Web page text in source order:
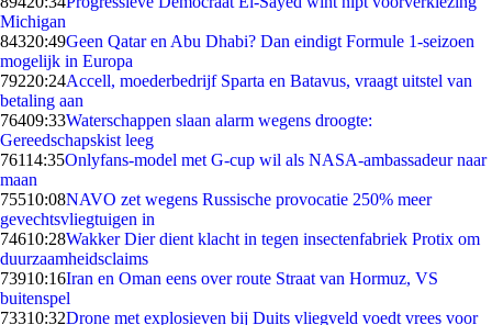
Michigan
84320:49Geen Qatar en Abu Dhabi? Dan eindigt Formule 1-seizoen
mogelijk in Europa
79220:24Accell, moederbedrijf Sparta en Batavus, vraagt uitstel van
betaling aan
76409:33Waterschappen slaan alarm wegens droogte:
Gereedschapskist leeg
76114:35Onlyfans-model met G-cup wil als NASA-ambassadeur naar
maan
75510:08NAVO zet wegens Russische provocatie 250% meer
gevechtsvliegtuigen in
74610:28Wakker Dier dient klacht in tegen insectenfabriek Protix om
duurzaamheidsclaims
73910:16Iran en Oman eens over route Straat van Hormuz, VS
buitenspel
73310:32Drone met explosieven bij Duits vliegveld voedt vrees voor